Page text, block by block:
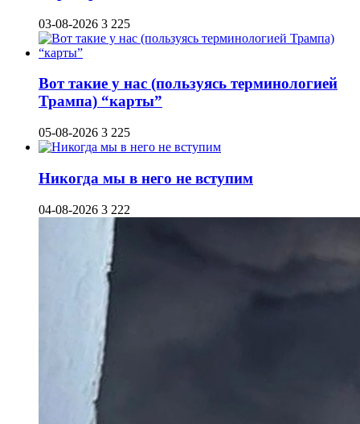
03-08-2026 3 225
Вот такие у нас (пользуясь терминологией
Трампа) “карты”
05-08-2026 3 225
Никогда мы в него не вступим
04-08-2026 3 222